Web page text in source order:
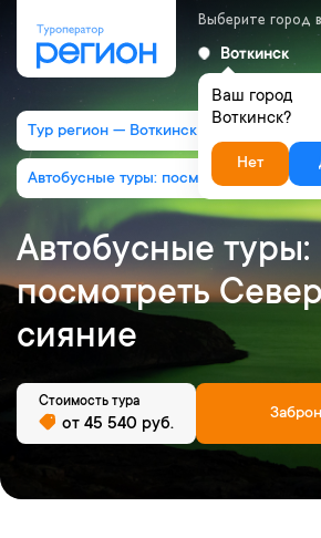
Выберите город
Воткинск
Ваш город
Воткинск?
Нет
Тур регион — Воткинск
Автобусные туры: посмотреть Северное
Автобусные туры:
посмотреть
сияние
Стоимость тура
от 45 540 руб.